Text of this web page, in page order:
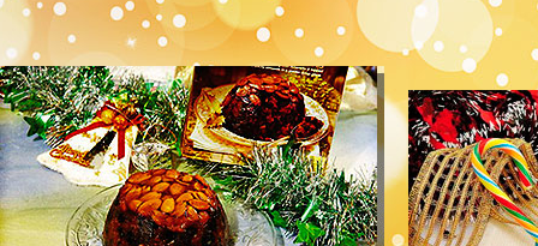
给人类“生命的
Panettone：幸福快乐象征
话说十五世纪有位厨师Toino，他的女儿即将嫁
给贵族青年，于是他想焗一个特别的蛋糕作为礼
物，当时正值冬天，他便用腌过的蜜饯代替鲜果
来焗蛋糕，大受欢迎，后来更成为幸福快乐的象
杏仁面包：
传统德国圣诞
现，传说圣母
方三博士，所